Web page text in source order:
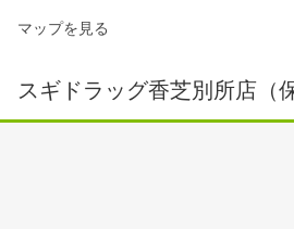
マップを見る
スギドラッグ香芝別所店（